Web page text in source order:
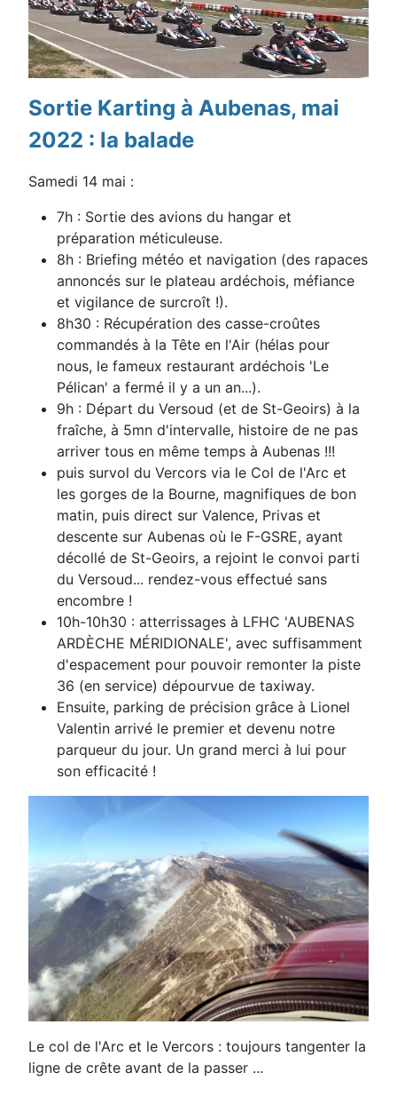
Détails
Sortie Karting à Aubenas, mai
2022 : la balade
Samedi 14 mai :
7h : Sortie des avions du hangar et
préparation méticuleuse.
8h : Briefing météo et navigation (des rapaces
annoncés sur le plateau ardéchois, méfiance
et vigilance de surcroît !).
8h30 : Récupération des casse-croûtes
commandés à la Tête en l'Air (hélas pour
nous, le fameux restaurant ardéchois 'Le
Pélican' a fermé il y a un an...).
9h : Départ du Versoud (et de St-Geoirs) à la
fraîche, à 5mn d'intervalle, histoire de ne pas
arriver tous en même temps à Aubenas !!!
puis survol du Vercors via le Col de l'Arc et
les gorges de la Bourne, magnifiques de bon
matin, puis direct sur Valence, Privas et
descente sur Aubenas où le F-GSRE, ayant
décollé de St-Geoirs, a rejoint le convoi parti
du Versoud... rendez-vous effectué sans
encombre !
10h-10h30 : atterrissages à LFHC 'AUBENAS
ARDÈCHE MÉRIDIONALE', avec suffisamment
d'espacement pour pouvoir remonter la piste
36 (en service) dépourvue de taxiway.
Ensuite, parking de précision grâce à Lionel
Valentin arrivé le premier et devenu notre
parqueur du jour. Un grand merci à lui pour
son efficacité !
Le col de l'Arc et le Vercors : toujours tangenter la
ligne de crête avant de la passer ...